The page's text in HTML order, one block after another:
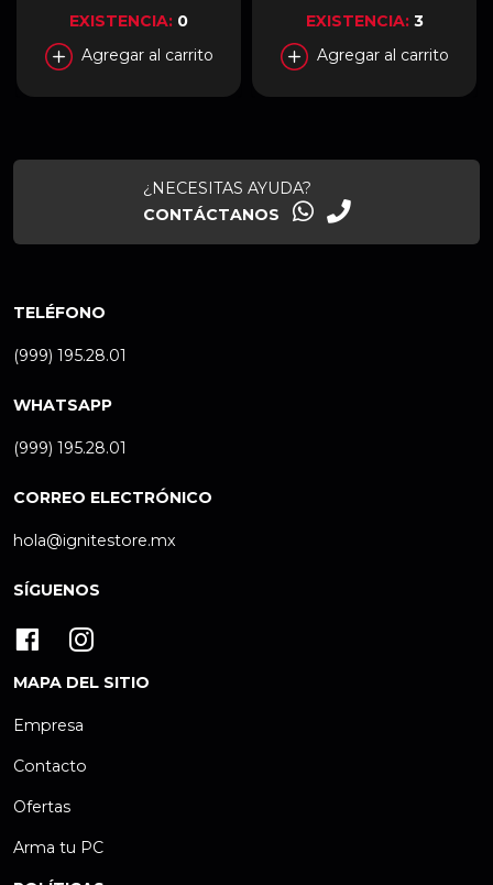
EXISTENCIA: 0
Agregar al carrito
EXISTENCIA: 3
Agregar al carrito
¿NECESITAS AYUDA?
CONTÁCTANOS
TELÉFONO
(999) 195.28.01
WHATSAPP
(999) 195.28.01
CORREO ELECTRÓNICO
hola@ignitestore.mx
SÍGUENOS
MAPA DEL SITIO
Empresa
Contacto
Ofertas
Arma tu PC